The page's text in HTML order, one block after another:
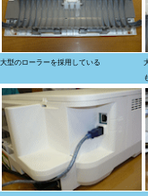
大型のローラーを採用している